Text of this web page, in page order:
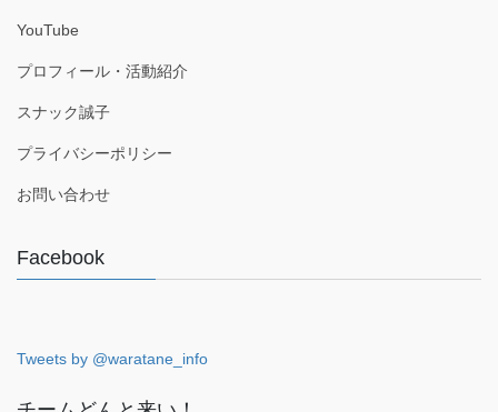
YouTube
プロフィール・活動紹介
スナック誠子
プライバシーポリシー
お問い合わせ
Facebook
Tweets by @waratane_info